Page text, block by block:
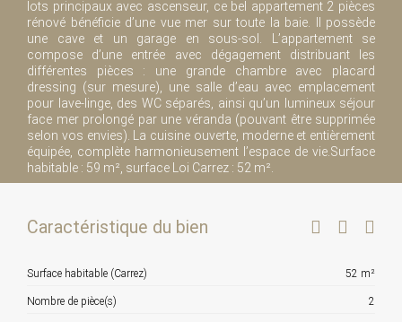
lots principaux avec ascenseur, ce bel appartement 2 pièces
rénové bénéficie d’une vue mer sur toute la baie. Il possède
une cave et un garage en sous-sol. L’appartement se
compose d’une entrée avec dégagement distribuant les
différentes pièces : une grande chambre avec placard
dressing (sur mesure), une salle d’eau avec emplacement
pour lave-linge, des WC séparés, ainsi qu’un lumineux séjour
face mer prolongé par une véranda (pouvant être supprimée
selon vos envies). La cuisine ouverte, moderne et entièrement
équipée, complète harmonieusement l’espace de vie.Surface
habitable : 59 m², surface Loi Carrez : 52 m².
Caractéristique du bien
Surface habitable (Carrez) 52 m²
Nombre de pièce(s) 2